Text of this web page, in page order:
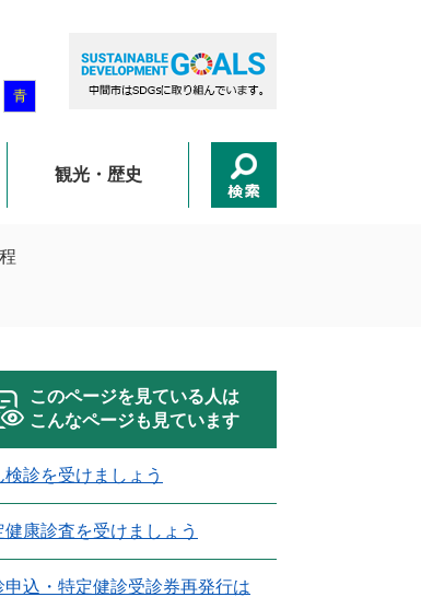
青
観光・歴史
このページを見ている人は
こんなページも見ています
検診を受けましょう
健康診査を受けましょう
申込・特定健診受診券再発行は